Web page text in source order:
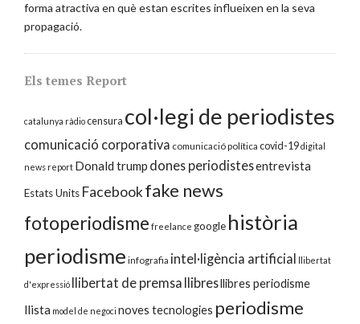
forma atractiva en què estan escrites influeixen en la seva
propagació.
Els temes Report
catalunya ràdiocensura col·legi de periodistes
comunicació corporativa comunicació política covid-19digital
news report Donald trump dones periodistesentrevista
Estats Units Facebookfake news
fotoperiodisme freelance google història
periodisme infografia intel·ligència artificial llibertat
d'expressió llibertat de premsa llibresllibres periodisme
llista model de negoci noves tecnologies periodisme